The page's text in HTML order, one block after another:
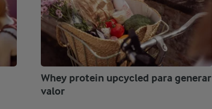
Whey protein upcycled para generar
valor